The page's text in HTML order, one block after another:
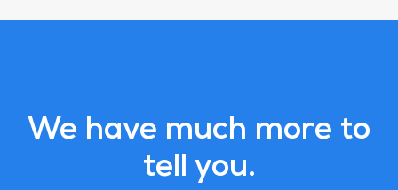
We have much more to
tell you.